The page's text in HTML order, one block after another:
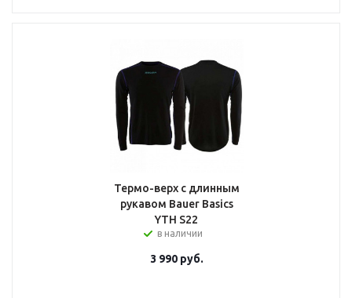
Термо-верх с длинным
рукавом Bauer Basics
YTH S22
в наличии
3 990руб.